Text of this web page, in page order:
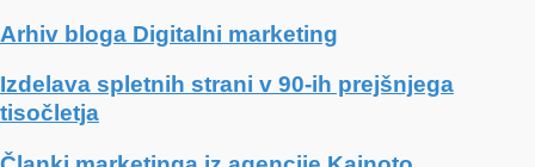
Arhiv bloga Digitalni marketing
Izdelava spletnih strani v 90-ih prejšnjega
tisočletja